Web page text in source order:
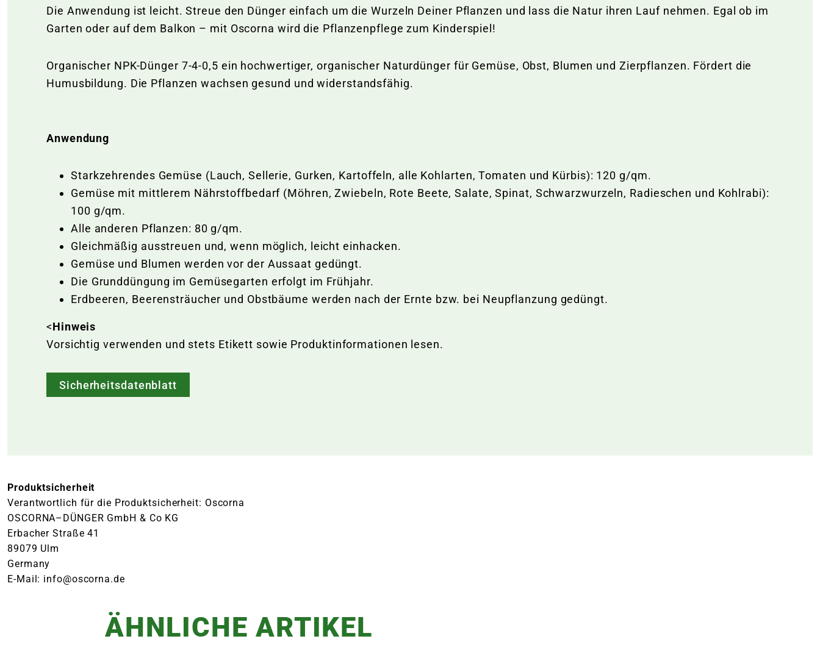
Die Anwendung ist leicht. Streue den Dünger einfach um die Wurzeln Deiner Pflanzen und lass die Natur ihren Lauf nehmen. Egal ob im
Garten oder auf dem Balkon – mit Oscorna wird die Pflanzenpflege zum Kinderspiel!
Organischer NPK-Dünger 7-4-0,5 ein hochwertiger, organischer Naturdünger für Gemüse, Obst, Blumen und Zierpflanzen. Fördert die
Humusbildung. Die Pflanzen wachsen gesund und widerstandsfähig.
Anwendung
Starkzehrendes Gemüse (Lauch, Sellerie, Gurken, Kartoffeln, alle Kohlarten, Tomaten und Kürbis): 120 g/qm.
Gemüse mit mittlerem Nährstoffbedarf (Möhren, Zwiebeln, Rote Beete, Salate, Spinat, Schwarzwurzeln, Radieschen und Kohlrabi):
100 g/qm.
Alle anderen Pflanzen: 80 g/qm.
Gleichmäßig ausstreuen und, wenn möglich, leicht einhacken.
Gemüse und Blumen werden vor der Aussaat gedüngt.
Die Grunddüngung im Gemüsegarten erfolgt im Frühjahr.
Erdbeeren, Beerensträucher und Obstbäume werden nach der Ernte bzw. bei Neupflanzung gedüngt.
<Hinweis
Vorsichtig verwenden und stets Etikett sowie Produktinformationen lesen.
Sicherheitsdatenblatt
Produktsicherheit
Verantwortlich für die Produktsicherheit: Oscorna
OSCORNA–DÜNGER GmbH & Co KG
Erbacher Straße 41
89079 Ulm
Germany
E-Mail: info@oscorna.de
ÄHNLICHE ARTIKEL